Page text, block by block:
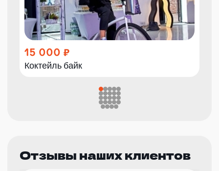
15 000
Коктейль байк
Отзывы наших клиентов